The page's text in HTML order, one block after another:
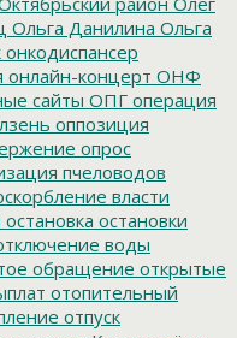
Ольга Данилина Ольга
онкодиспансер
онлайн-концерт ОНФ
сайты ОПГ операция
оппозиция
опрос
пчеловодов
власти
остановка остановки
воды
обращение открытые
отопительный
отпуск